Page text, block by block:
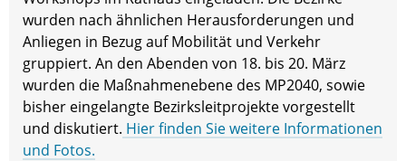
wurden nach ähnlichen Herausforderungen und
Anliegen in Bezug auf Mobilität und Verkehr
gruppiert. An den Abenden von 18. bis 20. März
wurden die Maßnahmenebene des MP2040, sowie
bisher eingelangte Bezirksleitprojekte vorgestellt
und diskutiert. Hier finden Sie weitere Informationen
und Fotos.